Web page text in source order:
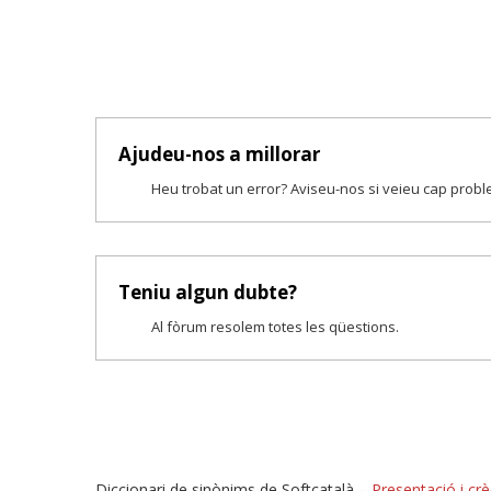
Ajudeu-nos a millorar
Heu trobat un error? Aviseu-nos si veieu cap
Teniu algun dubte?
Al fòrum resolem totes les qüestions.